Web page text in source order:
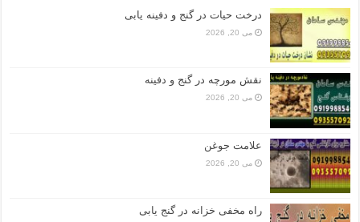
درخت حیات در گنج و دفینه یابی
می 20, 2026
نقش مورچه در گنج و دفینه
می 20, 2026
علامت جوغن
می 20, 2026
راه مخفی خزانه در گنج یابی